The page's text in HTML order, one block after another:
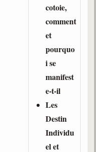
cotoie,
comment
et
pourquo
i se
manifest
e-t-il
Les
Destin
Individu
el et